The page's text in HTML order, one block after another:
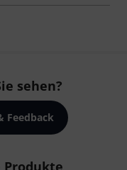
sehen?
Feedback
Produkte